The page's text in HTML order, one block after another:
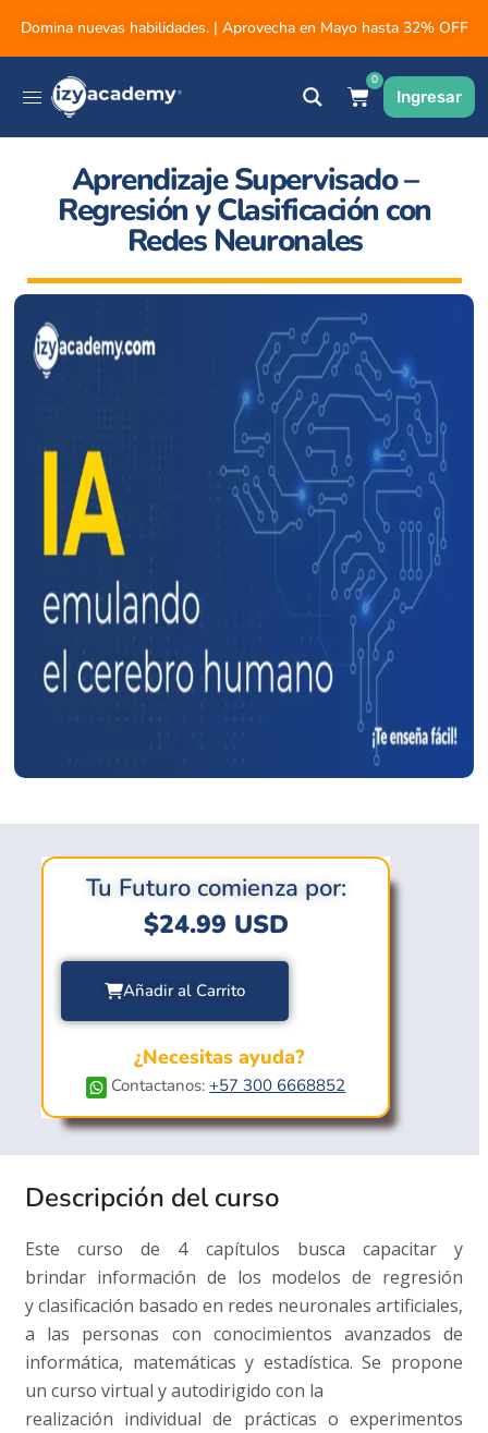
Domina nuevas habilidades. | Aprovecha en Mayo hasta 32% OFF
0
Ingresar
Aprendizaje Supervisado –
Regresión y Clasificación con
Redes Neuronales
Tu Futuro comienza por:
$24.99 USD
Añadir al Carrito
¿Necesitas ayuda?
Contactanos:+57 300 6668852
Descripción del curso
Este curso de 4 capítulos busca capacitar y
brindar información de los modelos de regresión
yclasificación basado en redes neuronales artificiales,
a las personas con conocimientos avanzados de
informática, matemáticas y estadística. Se propone
un curso virtual y autodirigido con la
realización individual de prácticas o experimentos